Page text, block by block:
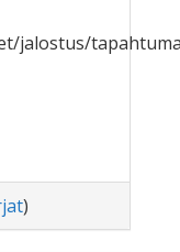
jalostus/
)